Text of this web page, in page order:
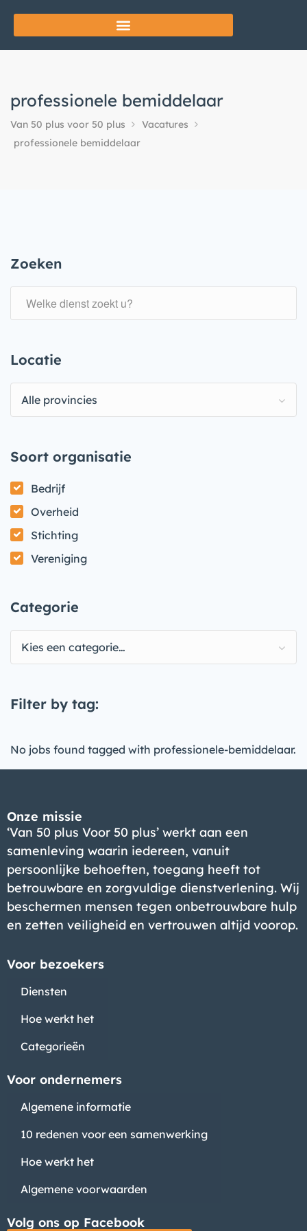
professionele bemiddelaar
Van 50 plus voor 50 plus
Vacatures
professionele bemiddelaar
Zoeken
Locatie
Alle provincies
Soort organisatie
Bedrijf
Overheid
Stichting
Vereniging
Categorie
Kies een categorie…
Filter by tag:
No jobs found tagged with professionele-bemiddelaar.
Onze missie
‘Van 50 plus Voor 50 plus’ werkt aan een
samenleving waarin iedereen, vanuit
persoonlijke behoeften, toegang heeft tot
betrouwbare en zorgvuldige dienstverlening. Wij
beschermen mensen tegen onbetrouwbare hulp
en zetten veiligheid en vertrouwen altijd voorop.
Voor bezoekers
Diensten
Hoe werkt het
Categorieën
Voor ondernemers
Algemene informatie
10 redenen voor een samenwerking
Hoe werkt het
Algemene voorwaarden
Volg ons op Facebook